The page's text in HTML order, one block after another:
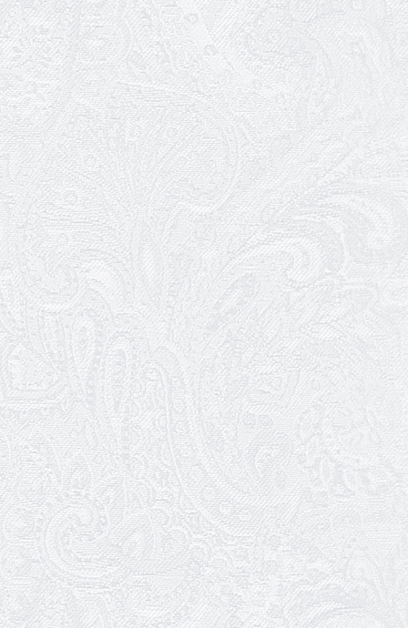
Конкурс на заміщення вакантних
посад
12.05.2026
Ювілей Світлани Коцюренко
10.05.2026
Онлайн-трансляція концерту «Хто
кого?»
09.05.2026
Ювілей Олександра Ланге
08.05.2026
Відновлення мюзиклу «Ханум»
06.05.2026
Вітаємо з прем'єрою у виставі «Два
кольори однієї долі» Катерину Мись!
26.04.2026
З першою прем'єрою 2026 року!
25.04.2026
Трудовий ювілей Ауріки Ахметової
24.04.2026
З прем'єрою вистави «Божевільна
родина»!
02.04.2026